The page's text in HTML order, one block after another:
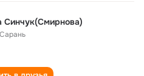
Синчук(Смирнова)
Сарань